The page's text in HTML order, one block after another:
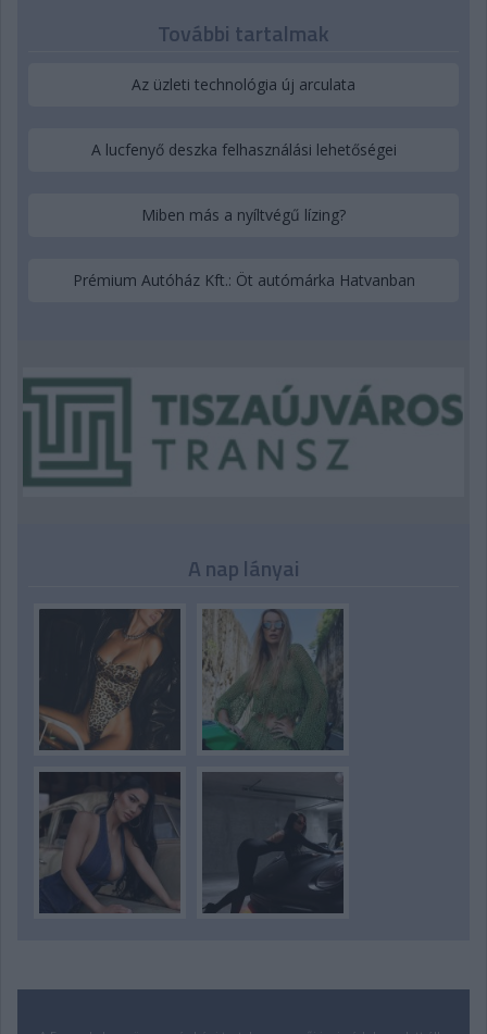
További tartalmak
Az üzleti technológia új arculata
A lucfenyő deszka felhasználási lehetőségei
Miben más a nyíltvégű lízing?
Prémium Autóház Kft.: Öt autómárka Hatvanban
A nap lányai